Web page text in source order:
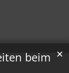
beim ✕